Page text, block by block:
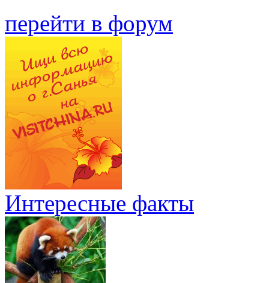
перейти в форум
Интересные факты